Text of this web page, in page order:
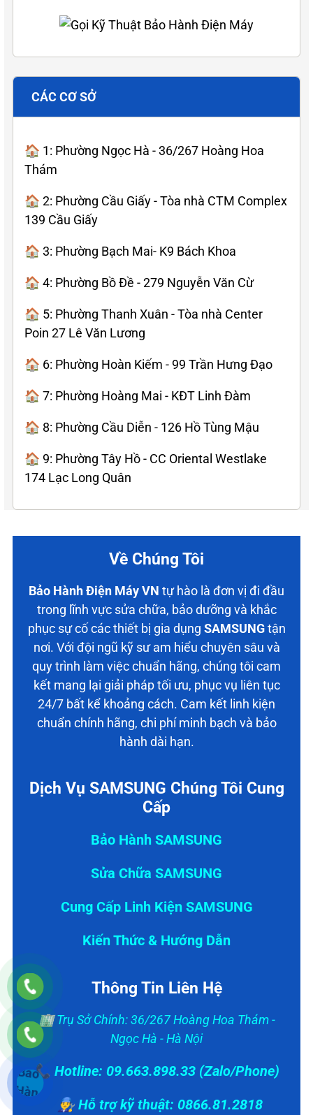
CÁC CƠ SỞ
🏠 1: Phường Ngọc Hà - 36/267 Hoàng Hoa
Thám
🏠 2: Phường Cầu Giấy - Tòa nhà CTM Complex
139 Cầu Giấy
🏠 3: Phường Bạch Mai- K9 Bách Khoa
🏠 4: Phường Bồ Đề - 279 Nguyễn Văn Cừ
🏠 5: Phường Thanh Xuân - Tòa nhà Center
Poin 27 Lê Văn Lương
🏠 6: Phường Hoàn Kiếm - 99 Trần Hưng Đạo
🏠 7: Phường Hoàng Mai - KĐT Linh Đàm
🏠 8: Phường Cầu Diễn - 126 Hồ Tùng Mậu
🏠 9: Phường Tây Hồ - CC Oriental Westlake
174 Lạc Long Quân
Về Chúng Tôi
Bảo Hành Điện Máy VN tự hào là đơn vị đi đầu
trong lĩnh vực sửa chữa, bảo dưỡng và khắc
phục sự cố các thiết bị gia dụng SAMSUNGtận
nơi. Với đội ngũ kỹ sư am hiểu chuyên sâu và
quy trình làm việc chuẩn hãng, chúng tôi cam
kết mang lại giải pháp tối ưu, phục vụ liên tục
24/7 bất kể khoảng cách. Cam kết linh kiện
chuẩn chính hãng, chi phí minh bạch và bảo
hành dài hạn.
Dịch Vụ SAMSUNG Chúng Tôi Cung
Cấp
Bảo Hành SAMSUNG
Sửa Chữa SAMSUNG
Cung Cấp Linh Kiện SAMSUNG
Kiến Thức & Hướng Dẫn
Thông Tin Liên Hệ
🏢 Trụ Sở Chính: 36/267 Hoàng Hoa Thám -
Ngọc Hà - Hà Nội
📞 Hotline: 09.663.898.33 (Zalo/Phone)
👨‍🔧 Hỗ trợ kỹ thuật: 0866.81.2818